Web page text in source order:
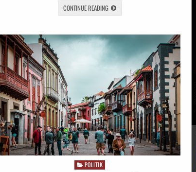
CONTINUE READING
Posted
POLITIK